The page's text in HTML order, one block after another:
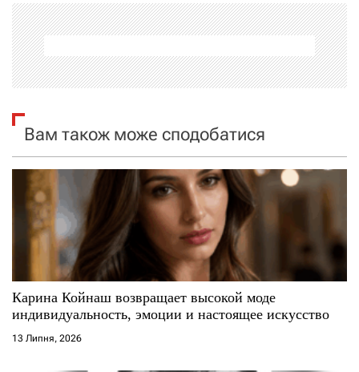
а
ц
і
я
з
с
і
Вам також може сподобатися
Карина Койнаш возвращает высокой моде
индивидуальность, эмоции и настоящее искусство
13 Липня, 2026